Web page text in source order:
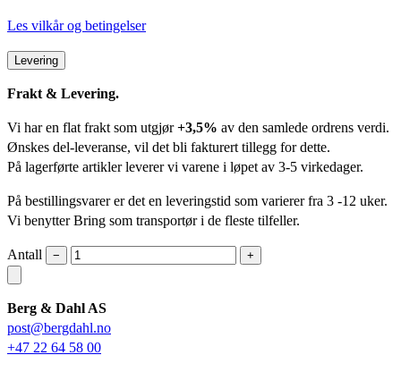
Les vilkår og betingelser
Levering
Frakt & Levering.
Vi har en flat frakt som utgjør+3,5% av den samlede ordrens verdi.
Ønskes del-leveranse, vil det bli fakturert tillegg for dette.
På lagerførte artikler leverer vi varene i løpet av 3-5 virkedager.
På bestillingsvarer er det en leveringstid som varierer fra 3 -12 uker.
Vi benytter Bring som transportør i de fleste tilfeller.
Antall − +
Berg & Dahl AS
post@bergdahl.no
+47 22 64 58 00